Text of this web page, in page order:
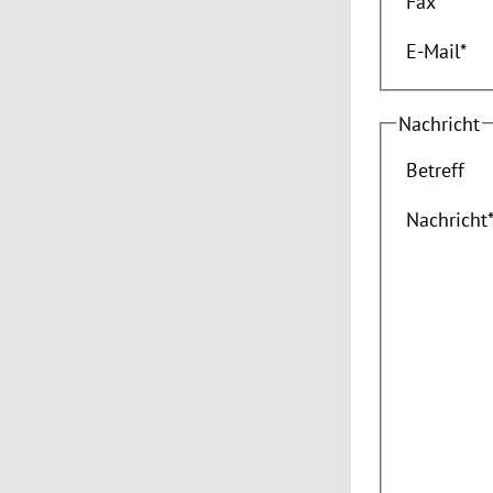
E-Mail*
Nachricht
Betreff
Nachricht